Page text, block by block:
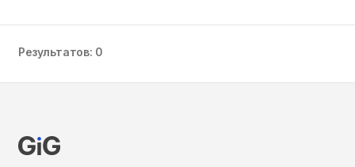
Результатов: 0